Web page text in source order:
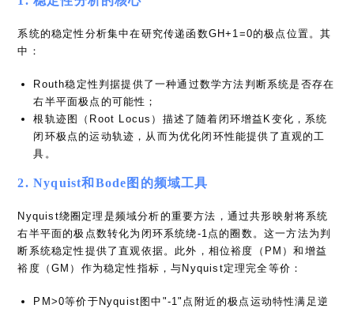
系统的稳定性分析集中在研究传递函数GH+1=0的极点位置。其
中：
Routh稳定性判据提供了一种通过数学方法判断系统是否存在
右半平面极点的可能性；
根轨迹图（Root Locus）描述了随着闭环增益K变化，系统
闭环极点的运动轨迹，从而为优化闭环性能提供了直观的工
具。
2. Nyquist和Bode图的频域工具
Nyquist绕圈定理是频域分析的重要方法，通过共形映射将系统
右半平面的极点数转化为闭环系统绕-1点的圈数。这一方法为判
断系统稳定性提供了直观依据。此外，相位裕度（PM）和增益
裕度（GM）作为稳定性指标，与Nyquist定理完全等价：
PM>0等价于Nyquist图中"-1"点附近的极点运动特性满足逆